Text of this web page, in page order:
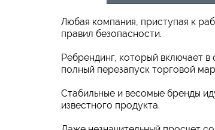
Любая компания, приступая к
правил безопасности.
Ребрендинг, который включает
полный перезапуск торговой
Стабильные и весомые бренды
известного продукта.